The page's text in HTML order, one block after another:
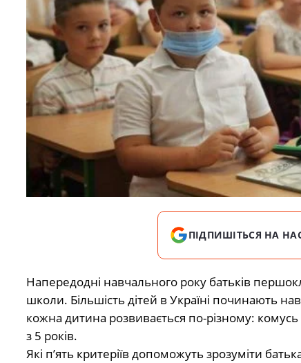
ПІДПИШІТЬСЯ НА НАС
Напередодні навчального року батьків
школи. Більшість дітей в Україні починають
кожна дитина розвивається по-різному: комусь
з 5 років.
Які п’ять критеріїв допоможуть зрозуміти